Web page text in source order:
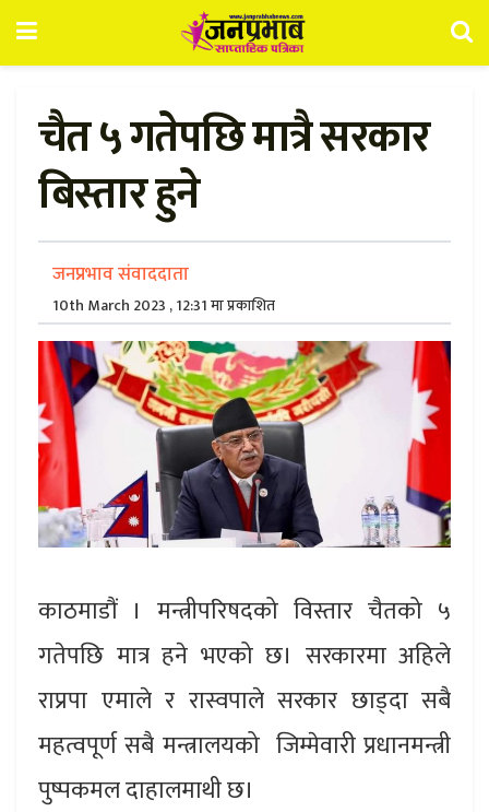
चैत ५ गतेपछि मात्रै सरकार
बिस्तार हुने
जनप्रभाव संवाददाता
10th March 2023 , 12:31 मा प्रकाशित
काठमाडौं । मन्त्रीपरिषदको विस्तार चैतको ५
गतेपछि मात्र हने भएको छ। सरकारमा अहिले
राप्रपा एमाले र रास्वपाले सरकार छाड्दा सबै
महत्वपूर्ण सबै मन्त्रालयको जिम्मेवारी प्रधानमन्त्री
पुष्पकमल दाहालमाथी छ।